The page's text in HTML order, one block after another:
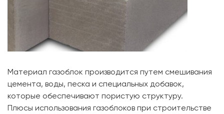
Материал газоблок производится путем смешивания
цемента, воды, песка и специальных добавок,
которые обеспечивают пористую структуру.
Плюсы использования газоблоков при строительстве